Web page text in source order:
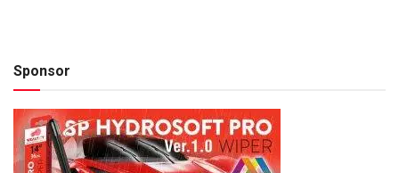
Sponsor